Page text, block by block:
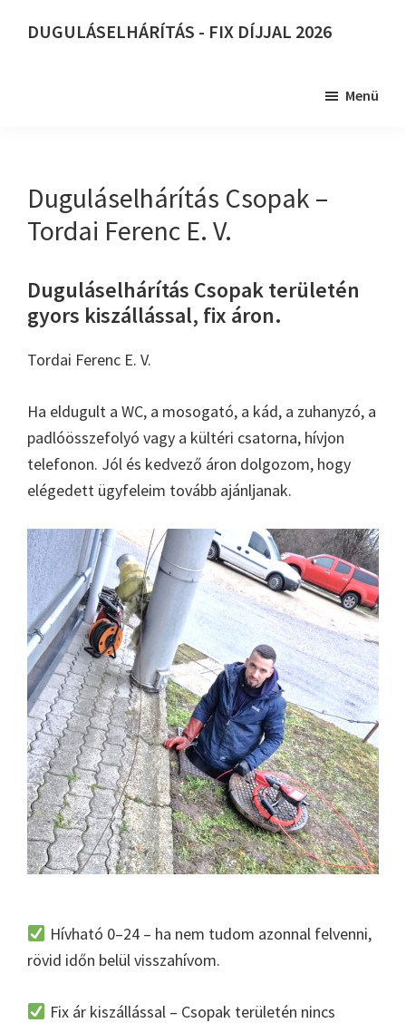
DUGULÁSELHÁRÍTÁS - FIX DÍJJAL 2026
Menü
Duguláselhárítás Csopak –
Tordai Ferenc E. V.
Duguláselhárítás Csopak területén
gyors kiszállással, fix áron.
Tordai Ferenc E. V.
Ha eldugult a WC, a mosogató, a kád, a zuhanyzó, a
padlóösszefolyó vagy a kültéri csatorna, hívjon
telefonon. Jól és kedvező áron dolgozom, hogy
elégedett ügyfeleim tovább ajánljanak.
Hívható 0–24 – ha nem tudom azonnal felvenni,
rövid időn belül visszahívom.
Fix ár kiszállással – Csopak területén nincs